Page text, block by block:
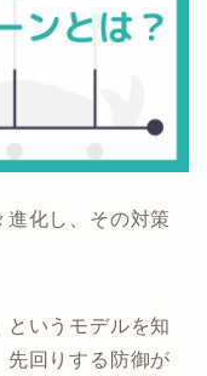
進化し、その対策
というモデルを知
先回りする防御が